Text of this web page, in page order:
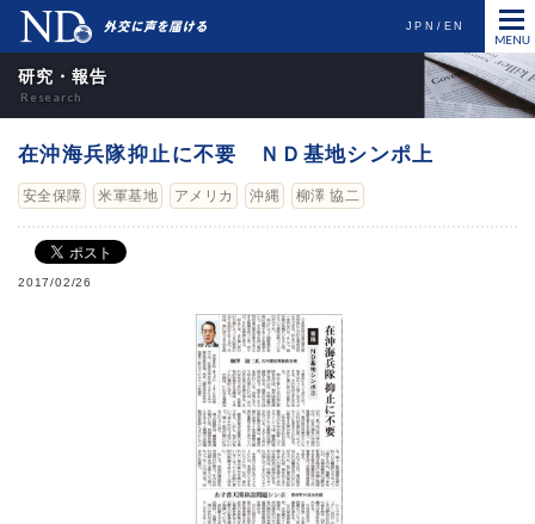
JPN EN
研究・報告
在沖海兵隊抑止に不要 ＮＤ基地シンポ上
安全保障 米軍基地 アメリカ 沖縄 柳澤 協二
2017/02/26